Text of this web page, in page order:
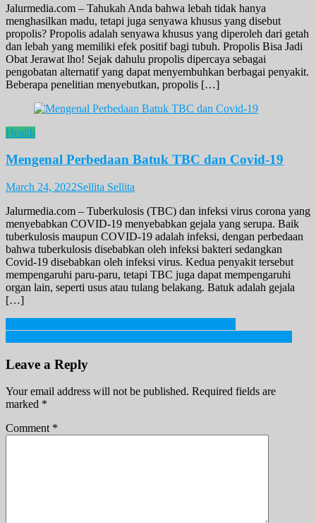
Jalurmedia.com – Tahukah Anda bahwa lebah tidak hanya
menghasilkan madu, tetapi juga senyawa khusus yang disebut
propolis? Propolis adalah senyawa khusus yang diperoleh dari getah
dan lebah yang memiliki efek positif bagi tubuh. Propolis Bisa Jadi
Obat Jerawat lho! Sejak dahulu propolis dipercaya sebagai
pengobatan alternatif yang dapat menyembuhkan berbagai penyakit.
Beberapa penelitian menyebutkan, propolis […]
Health
Mengenal Perbedaan Batuk TBC dan Covid-19
March 24, 2022Sellita Sellita
Jalurmedia.com – Tuberkulosis (TBC) dan infeksi virus corona yang
menyebabkan COVID-19 menyebabkan gejala yang serupa. Baik
tuberkulosis maupun COVID-19 adalah infeksi, dengan perbedaan
bahwa tuberkulosis disebabkan oleh infeksi bakteri sedangkan
Covid-19 disebabkan oleh infeksi virus. Kedua penyakit tersebut
mempengaruhi paru-paru, tetapi TBC juga dapat mempengaruhi
organ lain, seperti usus atau tulang belakang. Batuk adalah gejala
[…]
Post
navigation
Leave a Reply
Your email address will not be published. Required fields are
marked *
Comment *